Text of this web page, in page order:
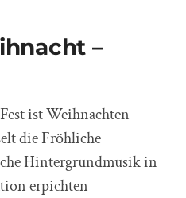
–
ist Weihnachten
die Fröhliche
Hintergrundmusik in
erpichten